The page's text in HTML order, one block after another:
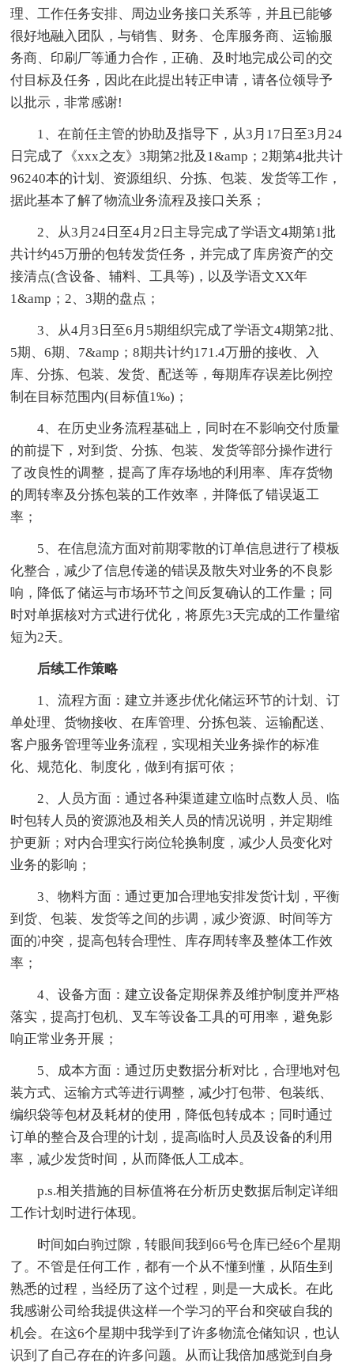
理、工作任务安排、周边业务接口关系等，并且已能够
很好地融入团队，与销售、财务、仓库服务商、运输服
务商、印刷厂等通力合作，正确、及时地完成公司的交
付目标及任务，因此在此提出转正申请，请各位领导予
以批示，非常感谢!
1、在前任主管的协助及指导下，从3月17日至3月24
日完成了《xxx之友》3期第2批及1&amp；2期第4批共计
96240本的计划、资源组织、分拣、包装、发货等工作，
据此基本了解了物流业务流程及接口关系；
2、从3月24日至4月2日主导完成了学语文4期第1批
共计约45万册的包转发货任务，并完成了库房资产的交
接清点(含设备、辅料、工具等)，以及学语文XX年
1&amp；2、3期的盘点；
3、从4月3日至6月5期组织完成了学语文4期第2批、
5期、6期、7&amp；8期共计约171.4万册的接收、入
库、分拣、包装、发货、配送等，每期库存误差比例控
制在目标范围内(目标值1‰)；
4、在历史业务流程基础上，同时在不影响交付质量
的前提下，对到货、分拣、包装、发货等部分操作进行
了改良性的调整，提高了库存场地的利用率、库存货物
的周转率及分拣包装的工作效率，并降低了错误返工
率；
5、在信息流方面对前期零散的订单信息进行了模板
化整合，减少了信息传递的错误及散失对业务的不良影
响，降低了储运与市场环节之间反复确认的工作量；同
时对单据核对方式进行优化，将原先3天完成的工作量缩
短为2天。
后续工作策略
1、流程方面：建立并逐步优化储运环节的计划、订
单处理、货物接收、在库管理、分拣包装、运输配送、
客户服务管理等业务流程，实现相关业务操作的标准
化、规范化、制度化，做到有据可依；
2、人员方面：通过各种渠道建立临时点数人员、临
时包转人员的资源池及相关人员的情况说明，并定期维
护更新；对内合理实行岗位轮换制度，减少人员变化对
业务的影响；
3、物料方面：通过更加合理地安排发货计划，平衡
到货、包装、发货等之间的步调，减少资源、时间等方
面的冲突，提高包转合理性、库存周转率及整体工作效
率；
4、设备方面：建立设备定期保养及维护制度并严格
落实，提高打包机、叉车等设备工具的可用率，避免影
响正常业务开展；
5、成本方面：通过历史数据分析对比，合理地对包
装方式、运输方式等进行调整，减少打包带、包装纸、
编织袋等包材及耗材的使用，降低包转成本；同时通过
订单的整合及合理的计划，提高临时人员及设备的利用
率，减少发货时间，从而降低人工成本。
p.s.相关措施的目标值将在分析历史数据后制定详细
工作计划时进行体现。
时间如白驹过隙，转眼间我到66号仓库已经6个星期
了。不管是任何工作，都有一个从不懂到懂，从陌生到
熟悉的过程，当经历了这个过程，则是一大成长。在此
我感谢公司给我提供这样一个学习的平台和突破自我的
机会。在这6个星期中我学到了许多物流仓储知识，也认
识到了自己存在的许多问题。从而让我倍加感觉到自身